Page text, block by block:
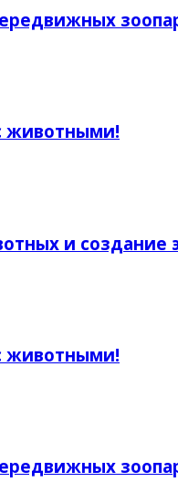
животными!
и создание
животными!